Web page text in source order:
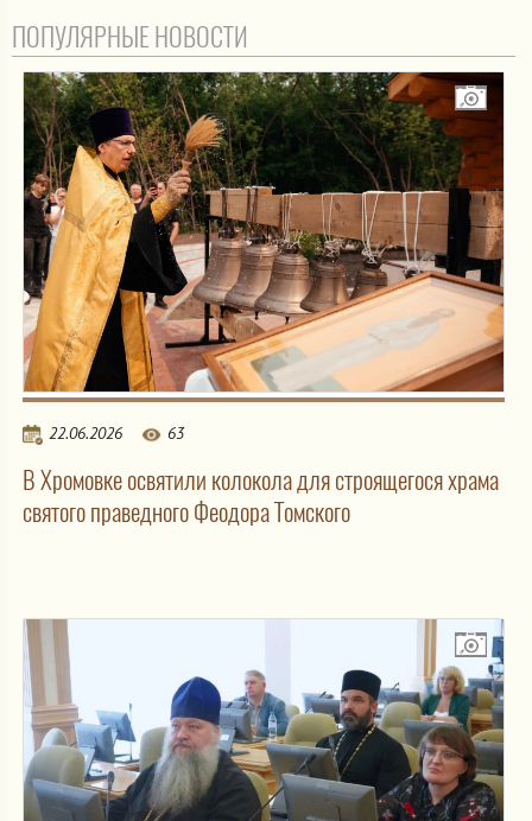
ПОПУЛЯРНЫЕ НОВОСТИ
22.06.2026 63
В Хромовке освятили колокола для строящегося храма
святого праведного Феодора Томского